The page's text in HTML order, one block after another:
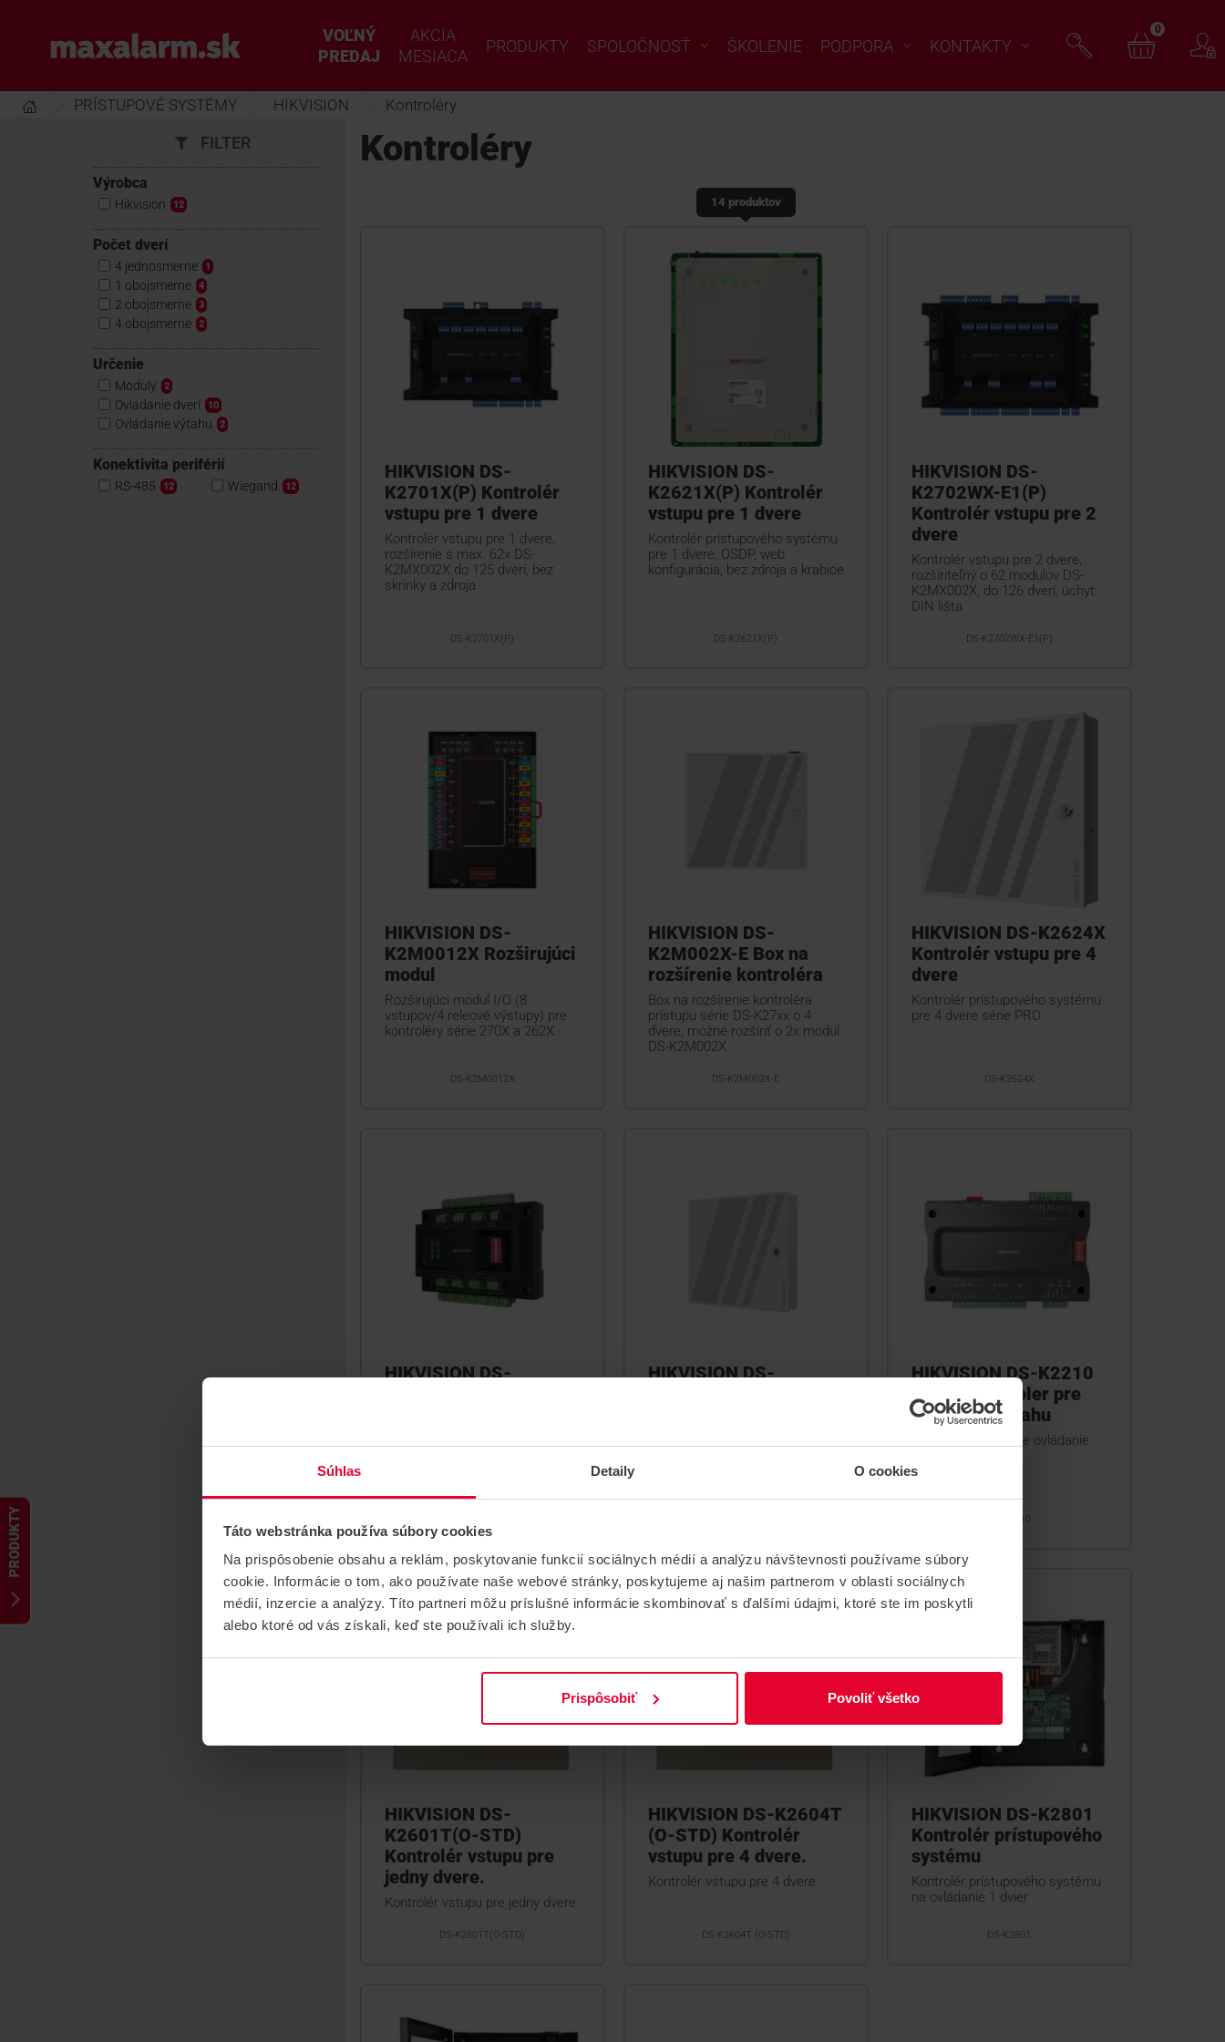
Súhlas Detaily O cookies
Táto webstránka používa súbory cookies
Na prispôsobenie obsahu a reklám, poskytovanie funkcií sociálnych médií a analýzu návštevnosti používame súbory
cookie. Informácie o tom, ako používate naše webové stránky, poskytujeme aj našim partnerom v oblasti sociálnych
médií, inzercie a analýzy. Títo partneri môžu príslušné informácie skombinovať s ďalšími údajmi, ktoré ste im poskytli
alebo ktoré od vás získali, keď ste používali ich služby.
Prispôsobiť Povoliť všetko
PRODUKTY
hlavnému
www.maxalarm.sk
VOĽNÝ
PREDAJ
AKCIA
MESIACA
PRODUKTY SPOLOČNOSŤ ŠKOLENIE PODPORA KONTAKTY
0
PRÍSTUPOVÉ SYSTÉMY HIKVISION Kontroléry
FILTER
Výrobca
Hikvision 12
Počet dverí
4 jednosmerne 1
1 obojsmerne 4
2 obojsmerne 3
4 obojsmerne 2
Určenie
Moduly 2
Ovládanie dverí 10
Ovládanie výťahu 2
Konektivita periférií
RS-485 12 Wiegand 12
Kontroléry
14 produktov
HIKVISION DS-
K2701X(P) Kontrolér
vstupu pre 1 dvere
Kontrolér vstupu pre 1 dvere,
rozšírenie s max. 62x DS-
K2MX002X do 125 dverí, bez
skrinky a zdroja
DS-K2701X(P)
HIKVISION DS-
K2621X(P) Kontrolér
vstupu pre 1 dvere
Kontrolér prístupového systému
pre 1 dvere, OSDP, web
konfigurácia, bez zdroja a krabice
DS-K2621X(P)
HIKVISION DS-
K2702WX-E1(P)
Kontrolér vstupu pre 2
dvere
Kontrolér vstupu pre 2 dvere,
rozšíriteľný o 62 modulov DS-
K2MX002X, do 126 dverí, úchyt:
DIN lišta
DS-K2702WX-E1(P)
HIKVISION DS-
K2M0012X Rozširujúci
modul
Rozširujúci modul I/O (8
vstupov/4 releové výstupy) pre
kontroléry série 270X a 262X
DS-K2M0012X
HIKVISION DS-
K2M002X-E Box na
rozšírenie kontroléra
Box na rozšírenie kontroléra
prístupu série DS-K27xx o 4
dvere, možné rozšíriť o 2x modul
DS-K2M002X
DS-K2M002X-E
HIKVISION DS-K2624X
Kontrolér vstupu pre 4
dvere
Kontrolér prístupového systému
pre 4 dvere série PRO
DS-K2624X
HIKVISION DS-
HIKVISION DS-
HIKVISION DS-K2210
Hlavný kontroler pre
ovládanie výťahu
Hlavný kontroler pre ovládanie
DS-K2210
HIKVISION DS-
K2601T(O-STD)
Kontrolér vstupu pre
jedny dvere.
Kontrolér vstupu pre jedny dvere.
DS-K2601T(O-STD)
HIKVISION DS-K2604T
(O-STD) Kontrolér
vstupu pre 4 dvere.
Kontrolér vstupu pre 4 dvere.
DS-K2604T (O-STD)
HIKVISION DS-K2801
Kontrolér prístupového
systému
Kontrolér prístupového systému
na ovládanie 1 dvier
DS-K2801